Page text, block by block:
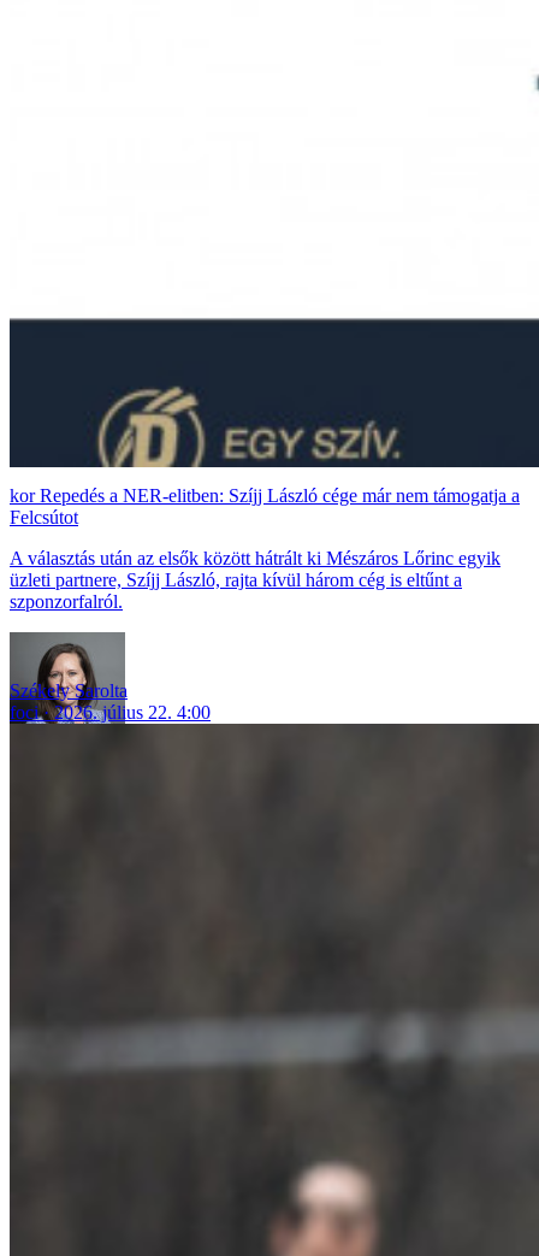
Repedés a NER-elitben: Szíjj László cége már nem támogatja a
Felcsútot
A választás után az elsők között hátrált ki Mészáros Lőrinc egyik
üzleti partnere, Szíjj László, rajta kívül három cég is eltűnt a
szponzorfalról.
Székely Sarolta
foci
2026. július 22. 4:00